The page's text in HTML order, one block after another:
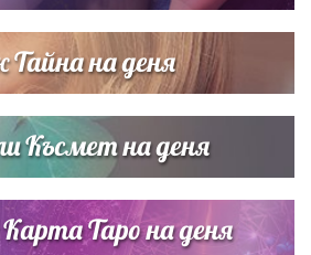
на деня
Късмет на деня
Таро на деня